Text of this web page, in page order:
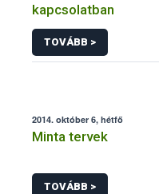
kapcsolatban
TOVÁBB >
2014. október 6, hétfő
Minta tervek
TOVÁBB >